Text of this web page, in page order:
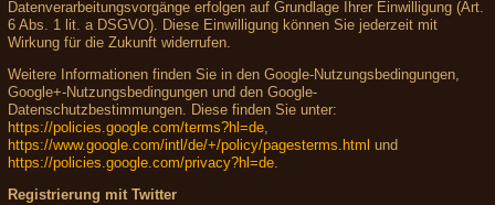
Datenverarbeitungsvorgänge erfolgen auf Grundlage Ihrer Einwilligung (Art.
6 Abs. 1 lit. a DSGVO). Diese Einwilligung können Sie jederzeit mit
Wirkung für die Zukunft widerrufen.
Weitere Informationen finden Sie in den Google-Nutzungsbedingungen,
Google+-Nutzungsbedingungen und den Google-
Datenschutzbestimmungen. Diese finden Sie unter:
https://policies.google.com/terms?hl=de,
https://www.google.com/intl/de/+/policy/pagesterms.html und
https://policies.google.com/privacy?hl=de.
Registrierung mit Twitter